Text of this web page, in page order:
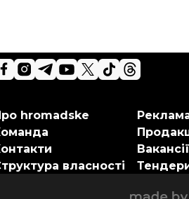
hromadske
власності
Вакансії
ideil